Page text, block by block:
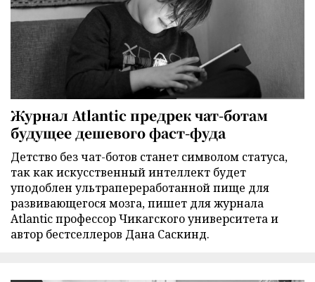
Журнал Atlantic предрек чат-ботам
будущее дешевого фаст-фуда
Детство без чат-ботов станет символом статуса,
так как искусственный интеллект будет
уподоблен ультрапереработанной пище для
развивающегося мозга, пишет для журнала
Atlantic профессор Чикагского университета и
автор бестселлеров Дана Саскинд.